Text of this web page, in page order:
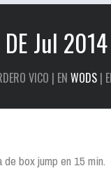
Jul 2014
VICO | EN WODS |
de box jump en 15 min.